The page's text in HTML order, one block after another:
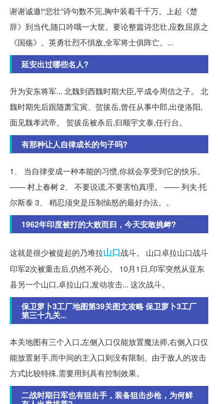
谢谢诚邀!“悲壮”诗句数不完,胸中装着千千万。上起《楚
辞》到当代,随口吟哦一大筐。要论整篇诗悲壮,应数屈原之
《国殇》。英勇壮烈不惧敌,全军将士俱阵亡。...
延安出过哪些名人?
升为安东将军... 北魏到西魏时期大臣,平成令周信之子。 北
魏时期先后跟随萧宝寅、贺拔岳,曾任从事中郎,出使洛阳,
面见魏孝武帝。 贺拔岳被杀后,归顺宇文泰,任行台。
有那种让人自律成长的句子吗?
1、 当自律变成一种本能的习惯,你就会享受到它的快乐。
—— 村上春树 2、 不要说谎,不要害怕真理。 —— 列夫·托
尔斯泰 3、 稍忍须臾是压制恼怒的最好办法。。
1962年印度被打的大败而归，今天安敢挑衅?
这就是很少被提起的乃堆拉山口战斗。 山口卓拉山口战斗
印军2次被重击后,仍然不死心。 10月1日,印军突然从亚东
县另一个山口,卓拉山口,发动攻击... 这次战斗。
保卫萝卜3工厂地图第39关图文攻略 保卫萝卜3工厂
第三十九关...
本关地图有三个入口,左侧入口仅能放置魔法师,右侧入口仅
能放置射手,而中间的主入口则没有限制。由于敌人的攻击
方式比较特殊,需要用到具有控制效果。
二战时期日军也有狙击手，装备狙击步枪，为何鲜